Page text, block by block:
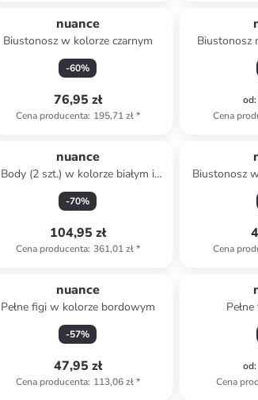
nuance
Biustonosz w kolorze czarnym
-60%
76,95 zł
Cena producenta: 195,71 zł*
Biustonosz
od:
Cena
nuance
Body (2 szt.) w kolorze białym i
beżowym
-70%
104,95 zł
Cena producenta: 361,01 zł*
Biustonosz
Cena
nuance
Pełne figi w kolorze bordowym
-57%
47,95 zł
Cena producenta: 113,06 zł*
od:
Cena